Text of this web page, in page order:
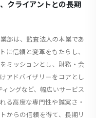
クライアントとの長期
部は、監査法人の本業であ
に信頼と変革をもたらし、
ミッションとし、財務・会
アドバイザリーをコアとし
ングなど、幅広いサービス
る高度な専門性や誠実さ・
からの信頼を得て、長期リ